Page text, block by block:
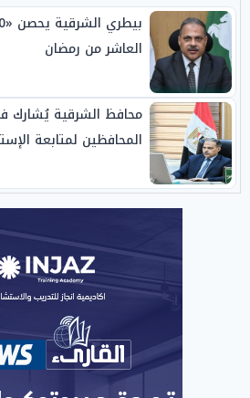
العاشر من رمضان
محافظ الشرقية يُشارك
المحافظين لمتابعة